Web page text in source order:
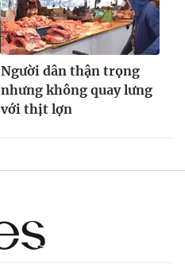
Người dân thận trọng
nhưng không quay lưng
với thịt lợn